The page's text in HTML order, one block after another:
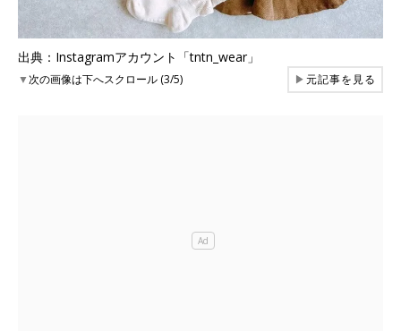
出典：Instagramアカウント「tntn_wear」
▼次の画像は下へスクロール (3/5) ▶元記事を見る